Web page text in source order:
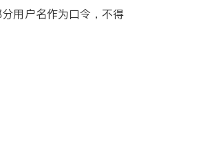
用户名作为口令，不得